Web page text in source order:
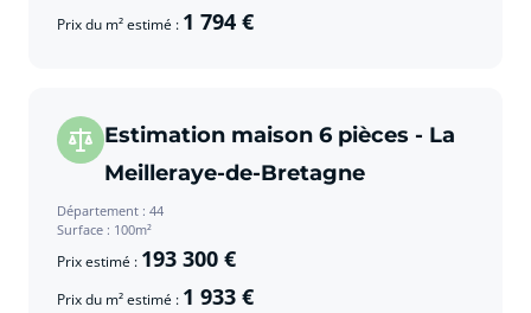
Prix du m² estimé : 1 794 €
Estimation maison 6 pièces - La
Meilleraye-de-Bretagne
Département : 44
Surface : 100m²
Prix estimé : 193 300 €
Prix du m² estimé : 1 933 €